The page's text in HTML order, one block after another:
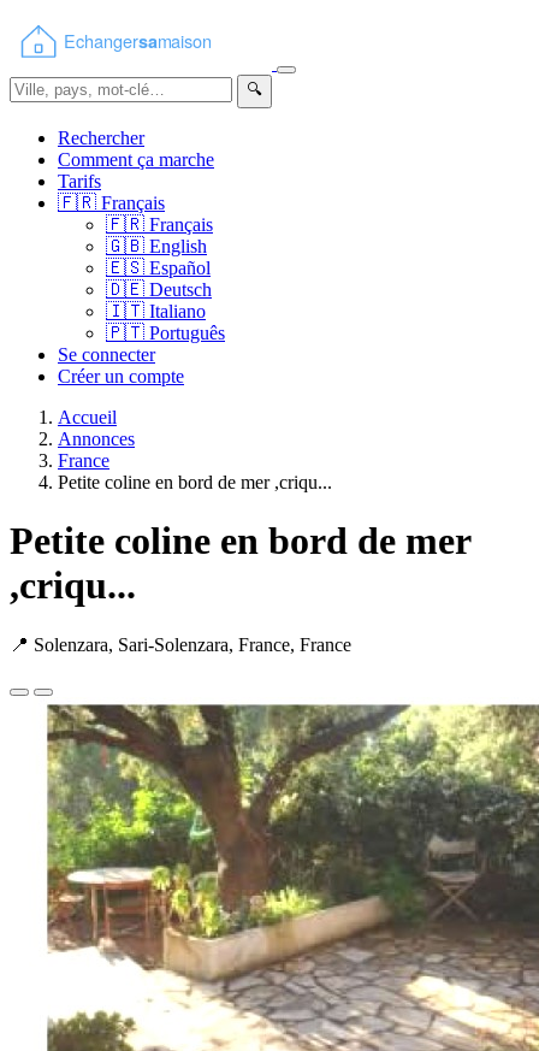
🔍
Rechercher
Comment ça marche
Tarifs
🇫🇷 Français
🇫🇷 Français
🇬🇧 English
🇪🇸 Español
🇩🇪 Deutsch
🇮🇹 Italiano
🇵🇹 Português
Se connecter
Créer un compte
Accueil
Annonces
France
Petite coline en bord de mer ,criqu...
Petite coline en bord de mer
,criqu...
📍 Solenzara, Sari-Solenzara, France, France